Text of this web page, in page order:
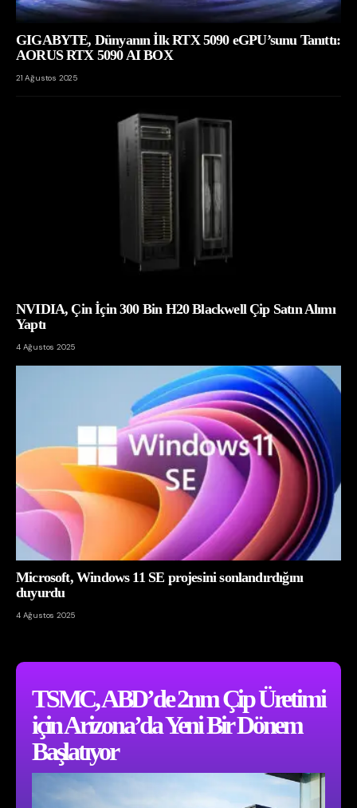
TSMC, ABD’de 2nm Çip Üretimi
için Arizona’da Yeni Bir Dönem
Başlatıyor
GIGABYTE, Dünyanın İlk RTX 5090 eGPU’sunu Tanıttı:
AORUS RTX 5090 AI BOX
21 Ağustos 2025
NVIDIA, Çin İçin 300 Bin H20 Blackwell Çip Satın Alımı
Yaptı
4 Ağustos 2025
Microsoft, Windows 11 SE projesini sonlandırdığını
duyurdu
4 Ağustos 2025